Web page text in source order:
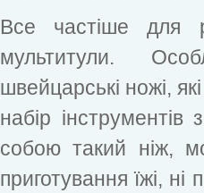
Все частіше для
мультитули.
швейцарські ножі,
набір
собою такий ніж,
приготування їжі, ні